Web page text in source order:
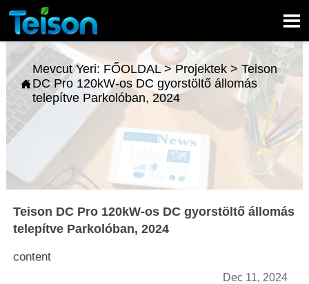


Mevcut Yeri: FŐOLDAL>Projektek> Teison
DC Pro 120kW-os DC gyorstöltő állomás
telepítve Parkolóban, 2024
Teison DC Pro 120kW-os DC gyorstöltő állomás
telepítve Parkolóban, 2024
content
Dec 11, 2024